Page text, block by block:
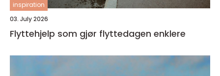
inspiration
03. July 2026
Flyttehjelp som gjør flyttedagen enklere